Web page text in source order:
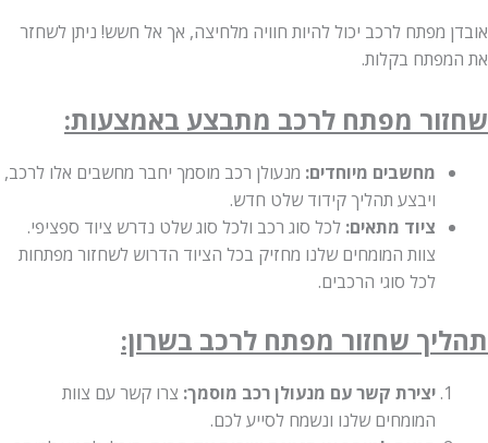
מפתח לרכב יכול להיות חוויה מלחיצה, אך אל חשש! ניתן לשחזר
בקלות.
מפתח לרכב מתבצע באמצעות:
מחשבים מיוחדים:מנעולן רכב מוסמך יחבר מחשבים אלו לרכב,
ויבצע תהליך קידוד שלט חדש.
ציוד מתאים:לכל סוג רכב ולכל סוג שלט נדרש ציוד ספציפי.
צוות המומחים שלנו מחזיק בכל הציוד הדרוש לשחזור מפתחות
לכל סוגי הרכבים.
שחזור מפתח לרכב בשרון:
יצירת קשר עם מנעולן רכב מוסמך:צרו קשר עם צוות
המומחים שלנו ונשמח לסייע לכם.